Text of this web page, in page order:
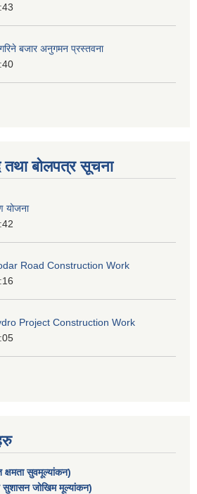
बजार अनुगमन प्रस्तवना
तथा बोलपत्र सूचना
योजना
Road Construction Work
Project Construction Work
सुवमूल्यांकन)
सुशासन जोखिम मूल्यांकन)